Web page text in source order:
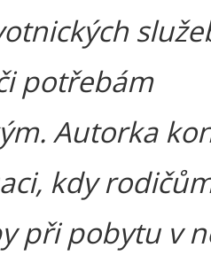
potřebám
Autorka
kdy
při pobytu v